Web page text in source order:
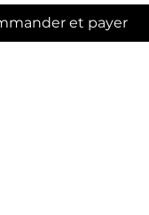
et payer